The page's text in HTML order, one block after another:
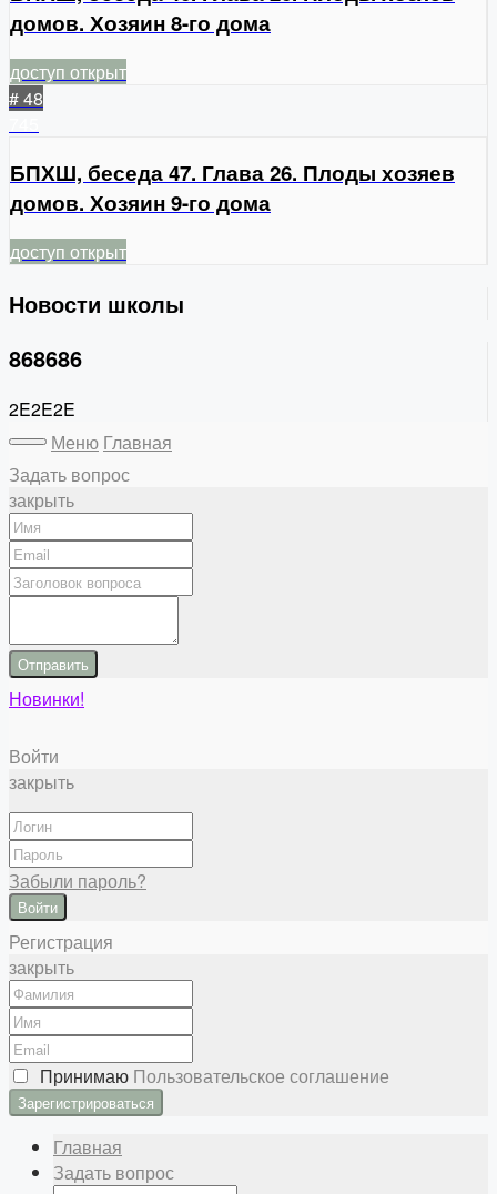
домов. Хозяин 8-го дома
доступ открыт
# 48
БПХШ, беседа 47. Глава 26. Плоды хозяев
домов. Хозяин 9-го дома
доступ открыт
Новости школы
868686
2E2E2E
Меню Главная
Задать вопрос
закрыть
Отправить
Новинки!
Войти
закрыть
Забыли пароль?
Войти
Регистрация
закрыть
Принимаю Пользовательское соглашение
Главная
Задать вопрос